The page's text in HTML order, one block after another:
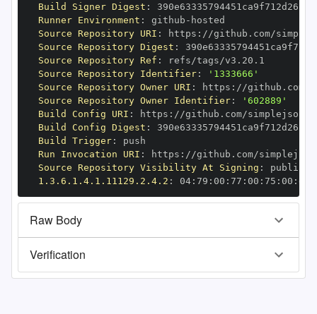
Build Signer Digest :
Runner Environment : github -
Source Repository URI : https :
Source Repository Digest :
Source Repository Ref :
Source Repository Identifier:
'1333666'
Source Repository Owner URI : https :
Source Repository Owner Identifier:
'602889'
Build Config URI : https : //github.com/simplejson/
Build Config Digest :
Build Trigger:
Run Invocation URI : https :
Source Repository Visibility At Signing :
1.3.6.1.4.1.11129.2.4.2 : 04: 79 : 00 : 77 : 00 : 75 : 00 : dd
Raw Body
Verification